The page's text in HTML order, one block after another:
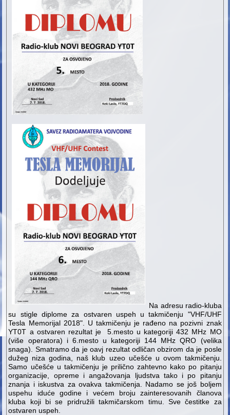
Na adresu radio-kluba
su stigle diplome za ostvaren uspeh u takmičenju "VHF/UHF
Tesla Memorijal 2018". U takmičenju je rađeno na pozivni znak
YT0T a ostvaren rezultat je 5.mesto u kategoriji 432 MHz MO
(više operatora) i 6.mesto u kategoriji 144 MHz QRO (velika
snaga). Smatramo da je oavj rezultat odličan obzirom da je posle
dužeg niza godina, naš klub uzeo učešće u ovom takmičenju.
Samo učešće u takmičenju je prilično zahtevno kako po pitanju
organizacije, opreme i angažovanja ljudstva tako i po pitanju
znanja i iskustva za ovakva takmičenja. Nadamo se još boljem
uspehu iduće godine i većem broju zainteresovanih članova
kluba koji bi se pridružili takmičarskom timu. Sve čestitke za
ostvaren uspeh.